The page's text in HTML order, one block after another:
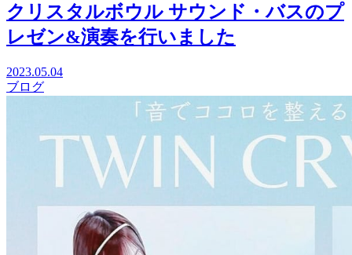
クリスタルボウル サウンド・バスのプ
レゼン&演奏を行いました
2023.05.04
ブログ